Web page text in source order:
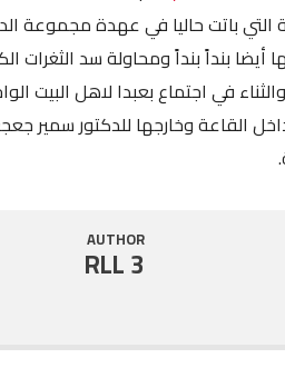
التي باتت حاليا في عهدة مجموعة
بنداً بنداً ومحاولة سد
في اجتماع بعبدا لاهل البيت
القاعة وخارجها للدكتور سمير
AUTHOR
RLL 3